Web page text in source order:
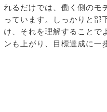
れるだけでは、働く側のモ
っています。しっかりと部
け、それを理解することで
ンも上がり、目標達成に一